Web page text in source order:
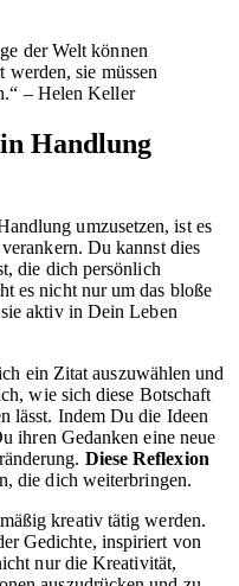
der Welt können
werden, sie müssen
– Helen Keller
Handlung
umzusetzen, ist es
Du kannst dies
die dich persönlich
es nicht nur um das bloße
aktiv in Dein Leben
ein Zitat auszuwählen und
wie sich diese Botschaft
lässt. Indem Du die Ideen
ihren Gedanken eine neue
Diese Reflexion
die dich weiterbringen.
kreativ tätig werden.
Gedichte, inspiriert von
nur die Kreativität,